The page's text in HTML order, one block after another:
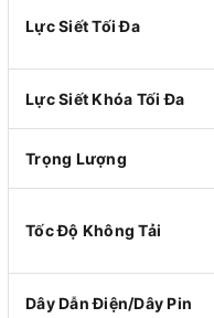
Lực Siết Tối Đa
Lực Siết Khóa Tối Đa
Trọng Lượng
Tốc Độ Không Tải
Dây Dẫn Điện/Dây Pin